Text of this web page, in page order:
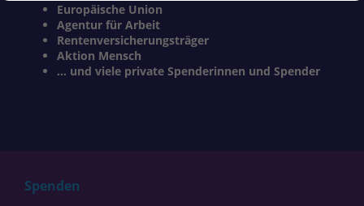
Europäische Union
Agentur für Arbeit
Rentenversicherungsträger
Aktion Mensch
... und viele private Spenderinnen und Spender
Spenden